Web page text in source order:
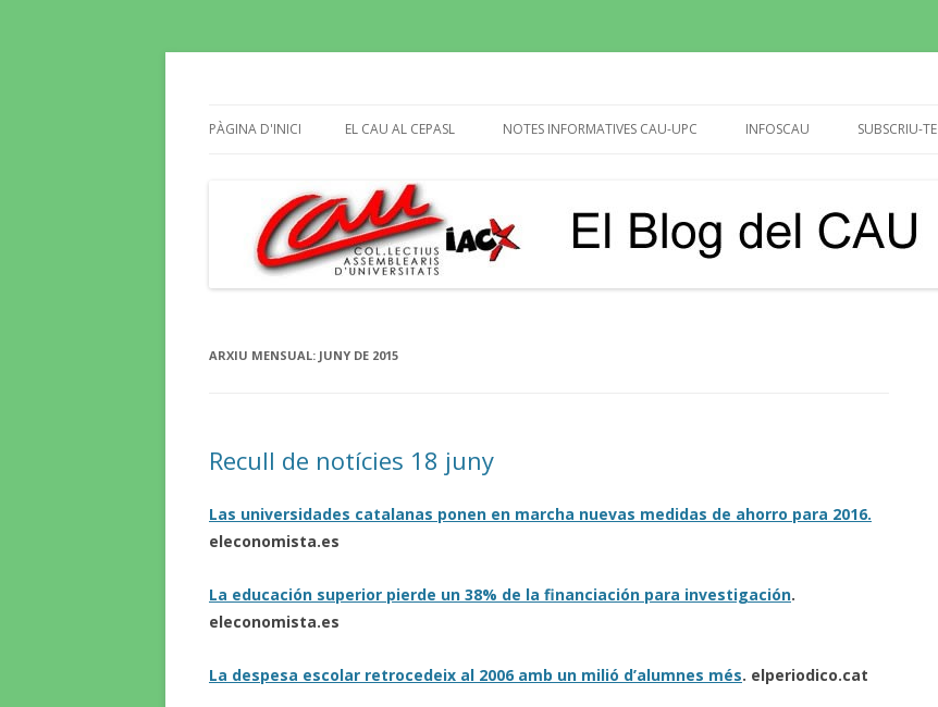
PÀGINA D'INICI EL CAU AL CEPASL NOTES INFORMATIVES CAU-UPC
UTG’S
BIBLIOTEQUES
CALENDARI LABORAL 2018 I
NI ACORD DE VESTUARI NI CAP
INFOSCAU
INFOCAU 10 NOVEMB.2015
SUBSCRIU-TE
ARXIU MENSUAL: JUNY DE 2015
Recull de notícies 18 juny
Las universidades catalanas ponen en marcha nuevas medidas de ahorro para 2016.
eleconomista.es
La educación superior pierde un 38% de la financiación para investigación.
eleconomista.es
La despesa escolar retrocedeix al 2006 amb un milió d’alumnes més. elperiodico.cat